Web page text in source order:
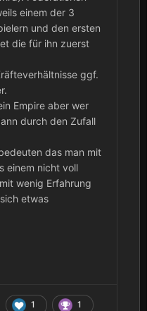
einem der 3
und den ersten
die für ihn zuerst
ggf.
Empire aber wer
durch den Zufall
das man mit
einem nicht voll
wenig Erfahrung
etwas
1 1